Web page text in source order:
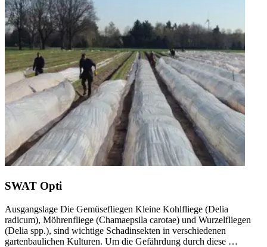
SWAT Opti
Ausgangslage Die Gemüsefliegen Kleine Kohlfliege (Delia
radicum), Möhrenfliege (Chamaepsila carotae) und Wurzelfliegen
(Delia spp.), sind wichtige Schadinsekten in verschiedenen
gartenbaulichen Kulturen. Um die Gefährdung durch diese …